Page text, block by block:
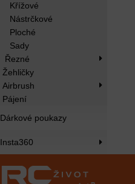
Křížové
Nástrčkové
Ploché
Sady
Řezné
Žehličky
Airbrush
Pájení
Dárkové poukazy
Insta360